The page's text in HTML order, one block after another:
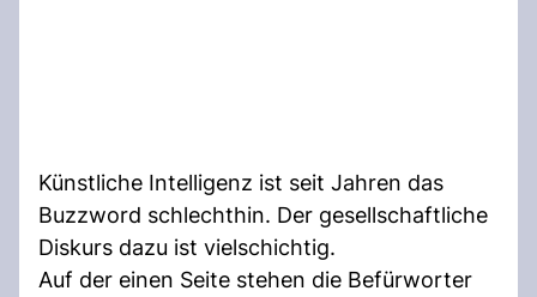
Künstliche Intelligenz ist seit Jahren das
Buzzword schlechthin. Der gesellschaftliche
Diskurs dazu ist vielschichtig.
Auf der einen Seite stehen die Befürworter